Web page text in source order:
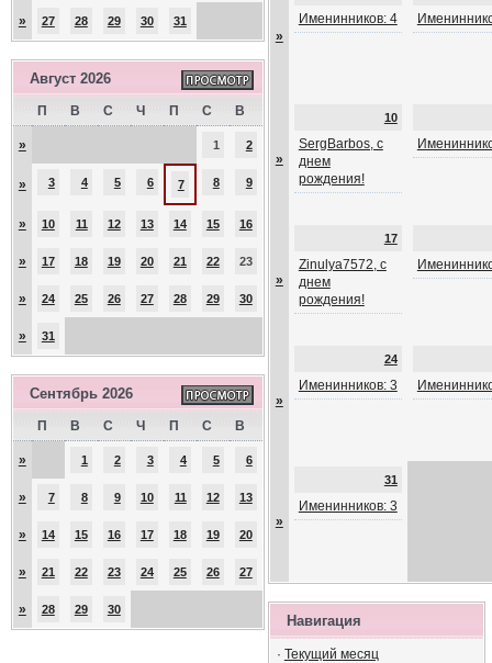
» 27 28 29 30 31
Август 2026
П В С Ч П С В
» 1 2
» 3 4 5 6 7 8 9
» 10 11 12 13 14 15 16
» 17 18 19 20 21 22 23
» 24 25 26 27 28 29 30
» 31
Сентябрь 2026
П В С Ч П С В
» 1 2 3 4 5 6
» 7 8 9 10 11 12 13
» 14 15 16 17 18 19 20
» 21 22 23 24 25 26 27
» 28 29 30
»
Именинников: 4
»
10
SergBarbos, с
днем
рождения!
»
17
Zinulya7572, с
днем
рождения!
»
24
Именинников: 3
»
31
Именинников: 3
Навигация
· Текущий месяц